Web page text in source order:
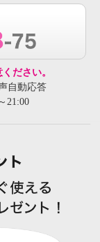
ださい。
自動応答
21:00